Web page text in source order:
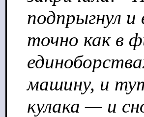
подпрыгнул и
точно как в
машину, и
кулака — и